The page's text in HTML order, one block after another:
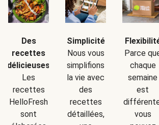
Des
recettes
délicieuses
Les
recettes
HelloFresh
sont
Simplicité
Nous vous
simplifions
la vie avec
des
recettes
détaillées,
Parce
chaque
semaine
est
vous